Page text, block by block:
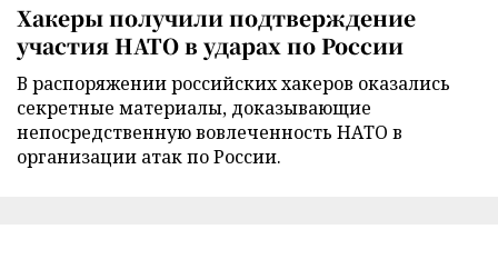
Хакеры получили подтверждение
участия НАТО в ударах по России
В распоряжении российских хакеров оказались
секретные материалы, доказывающие
непосредственную вовлеченность НАТО в
организации атак по России.